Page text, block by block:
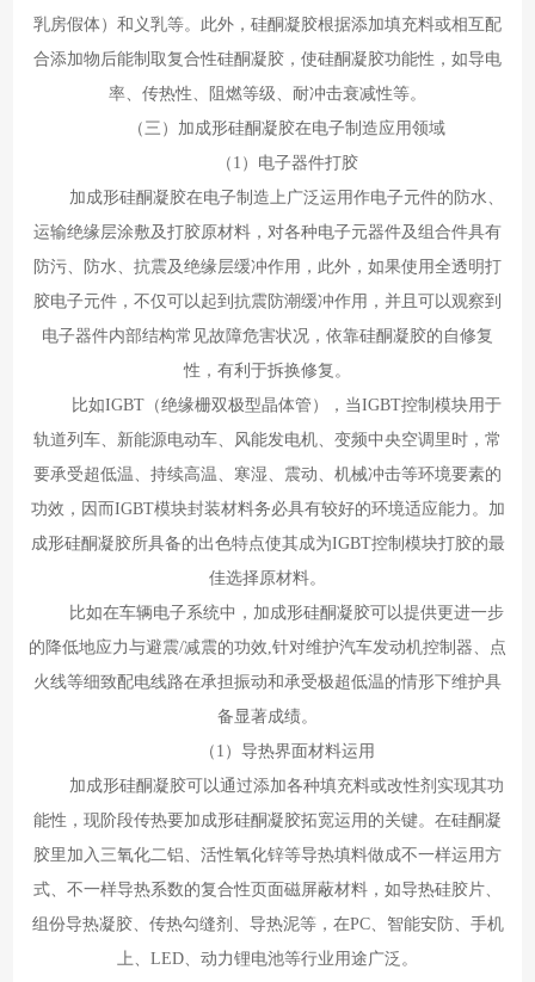
乳房假体）和义乳等。此外，硅酮凝胶根据添加填充料或相互配
合添加物后能制取复合性硅酮凝胶，使硅酮凝胶功能性，如导电
率、传热性、阻燃等级、耐冲击衰减性等。
（三）加成形硅酮凝胶在电子制造应用领域
（1）电子器件打胶
加成形硅酮凝胶在电子制造上广泛运用作电子元件的防水、
运输绝缘层涂敷及打胶原材料，对各种电子元器件及组合件具有
防污、防水、抗震及绝缘层缓冲作用，此外，如果使用全透明打
胶电子元件，不仅可以起到抗震防潮缓冲作用，并且可以观察到
电子器件内部结构常见故障危害状况，依靠硅酮凝胶的自修复
性，有利于拆换修复。
比如IGBT（绝缘栅双极型晶体管），当IGBT控制模块用于
轨道列车、新能源电动车、风能发电机、变频中央空调里时，常
要承受超低温、持续高温、寒湿、震动、机械冲击等环境要素的
功效，因而IGBT模块封装材料务必具有较好的环境适应能力。加
成形硅酮凝胶所具备的出色特点使其成为IGBT控制模块打胶的最
佳选择原材料。
比如在车辆电子系统中，加成形硅酮凝胶可以提供更进一步
的降低地应力与避震/减震的功效,针对维护汽车发动机控制器、点
火线等细致配电线路在承担振动和承受极超低温的情形下维护具
备显著成绩。
（1）导热界面材料运用
加成形硅酮凝胶可以通过添加各种填充料或改性剂实现其功
能性，现阶段传热要加成形硅酮凝胶拓宽运用的关键。在硅酮凝
胶里加入三氧化二铝、活性氧化锌等导热填料做成不一样运用方
式、不一样导热系数的复合性页面磁屏蔽材料，如导热硅胶片、
组份导热凝胶、传热勾缝剂、导热泥等，在PC、智能安防、手机
上、LED、动力锂电池等行业用途广泛。